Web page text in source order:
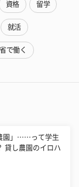
資格 留学
就活
で働く
園」……って学生
貸し農園のイロハ